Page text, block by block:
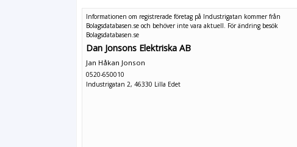
Informationen om registrerade företag på Industrigatan kommer från
Bolagsdatabasen.se och behöver inte vara aktuell. För ändring besök
Bolagsdatabasen.se
Dan Jonsons Elektriska AB
Jan Håkan Jonson
0520-650010
Industrigatan 2, 46330 Lilla Edet